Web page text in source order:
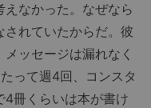
えなかった。なぜなら
れていたからだ。彼
ッセージは漏れなく
って週4回、コンスタ
4冊くらいは本が書け